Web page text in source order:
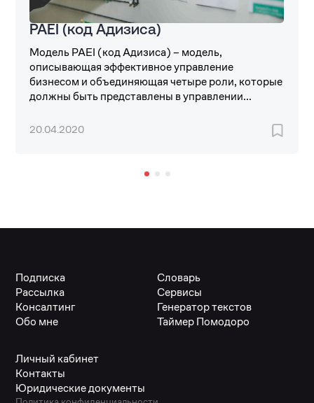
PAEI (код Адизиса)
Модель PAEI (код Адизиса) – модель,
описывающая эффективное управление
бизнесом и объединяющая четыре роли, которые
должны быть представлены в управлении...
20.04.2020
Подписка
Рассылка
Консалтинг
Обо мне
Словарь
Сервисы
Генератор текстов
Таймер Помодоро
Личный кабинет
Контакты
Юридические документы